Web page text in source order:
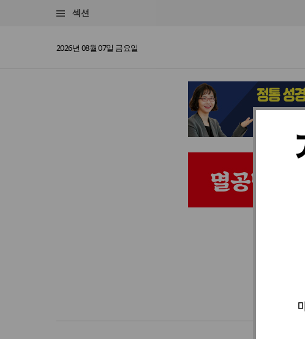
섹션
2026년 08월 07일 금요일
우